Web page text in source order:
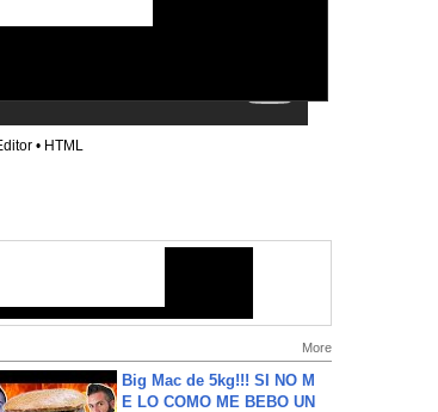
• HTML
More
Big Mac de 5kg!!! SI NO M
E LO COMO ME BEBO UN